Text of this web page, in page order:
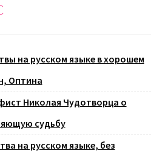
на русском языке в хорошем
Оптина
Николая Чудотворца о
судьбу
на русском языке, без